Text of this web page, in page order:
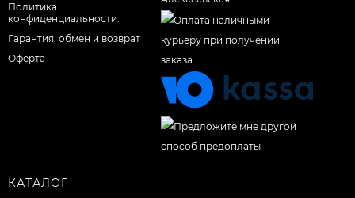
Политика
конфиденциальности.
Гарантия, обмен и возврат
Оферта
КАТАЛОГ